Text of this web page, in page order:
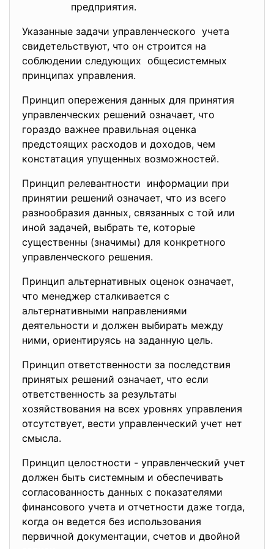
предприятия.
Указанные задачи управленческого учета
свидетельствуют, что он строится на
соблюдении следующих общесистемных
принципах управления.
Принцип опережения данных для принятия
управленческих решений означает, что
гораздо важнее правильная оценка
предстоящих расходов и доходов, чем
констатация упущенных возможностей.
Принцип релевантности информации при
принятии решений означает, что из всего
разнообразия данных, связанных с той или
иной задачей, выбрать те, которые
существенны (значимы) для конкретного
управленческого решения.
Принцип альтернативных оценок означает,
что менеджер сталкивается с
альтернативными направлениями
деятельности и должен выбирать между
ними, ориентируясь на заданную цель.
Принцип ответственности за последствия
принятых решений означает, что если
ответственность за результаты
хозяйствования на всех уровнях управления
отсутствует, вести управленческий учет нет
смысла.
Принцип целостности - управленческий учет
должен быть системным и обеспечивать
согласованность данных с показателями
финансового учета и отчетности даже тогда,
когда он ведется без использования
первичной документации, счетов и двойной